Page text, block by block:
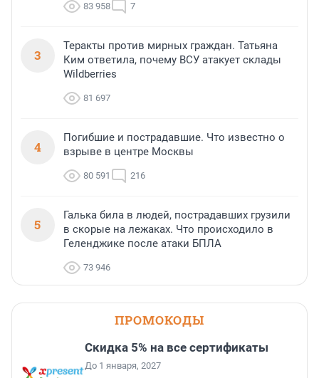
83 958 7
3
Теракты против мирных граждан. Татьяна
Ким ответила, почему ВСУ атакует склады
Wildberries
81 697
4
Погибшие и пострадавшие. Что известно о
взрыве в центре Москвы
80 591 216
5
Галька била в людей, пострадавших грузили
в скорые на лежаках. Что происходило в
Геленджике после атаки БПЛА
73 946
ПРОМОКОДЫ
Скидка 5% на все сертификаты
До 1 января, 2027